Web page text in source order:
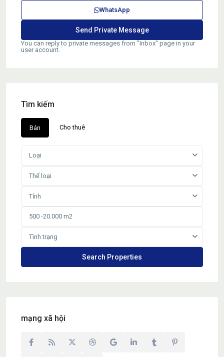
WhatsApp
You can reply to private messages from "Inbox" page in your
user account.
Tìm kiếm
Bán Cho thuê
Loại
Thể loại
Tỉnh
Tình trạng
mạng xã hội